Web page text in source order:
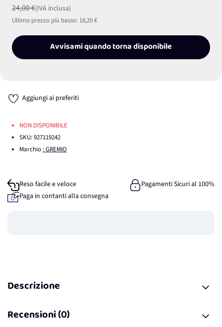
24,00 €(IVA inclusa)
Ultimo prezzo più basso: 18,20 €
Avvisami quando torna disponibile
Aggiungi ai preferiti
NON DISPONIBILE
SKU:927119242
Marchio : GREMIO
Reso facile e veloce
Pagamenti Sicuri al 100%
Paga in contanti alla consegna
Descrizione
Recensioni (0)